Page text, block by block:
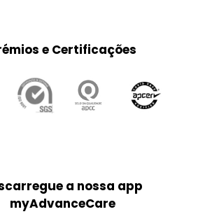
a nossa app
myAdvanceCare
e Certificações